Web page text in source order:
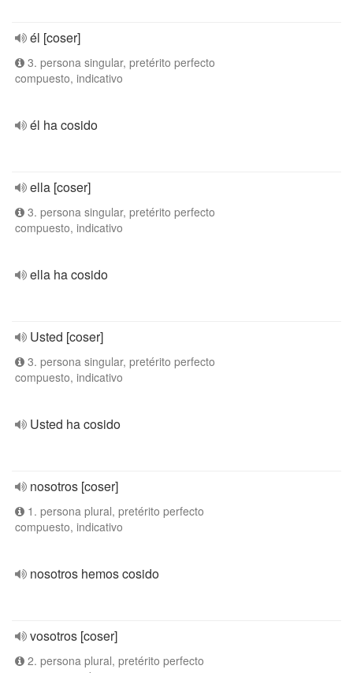
él [coser]
3. persona singular, pretérito perfecto
compuesto, indicativo
él ha cosido
ella [coser]
3. persona singular, pretérito perfecto
compuesto, indicativo
ella ha cosido
Usted [coser]
3. persona singular, pretérito perfecto
compuesto, indicativo
Usted ha cosido
nosotros [coser]
1. persona plural, pretérito perfecto
compuesto, indicativo
nosotros hemos cosido
vosotros [coser]
2. persona plural, pretérito perfecto